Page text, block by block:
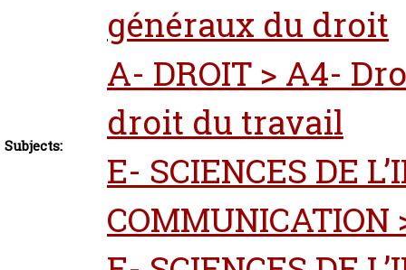
Subjects:
généraux du droit
A- DROIT > A4-
droit du travail
E- SCIENCES DE